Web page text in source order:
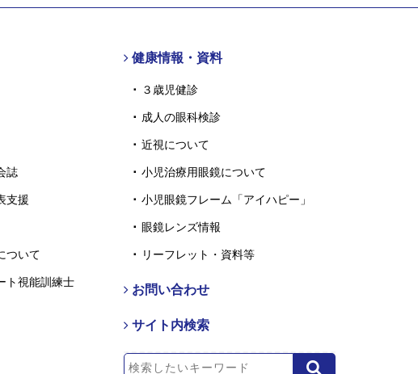
誌
支援
ついて
ト視能訓練士
健康情報・資料
３歳児健診
成人の眼科検診
近視について
小児治療用眼鏡について
小児眼鏡フレーム「アイハピー」
眼鏡レンズ情報
リーフレット・資料等
お問い合わせ
サイト内検索